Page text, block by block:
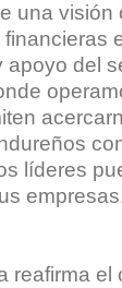
una visión
apoyo del
líderes
reafirma el